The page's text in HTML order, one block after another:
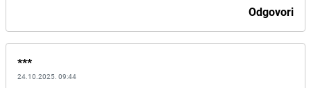
Odgovori
***
24.10.2025. 09:44